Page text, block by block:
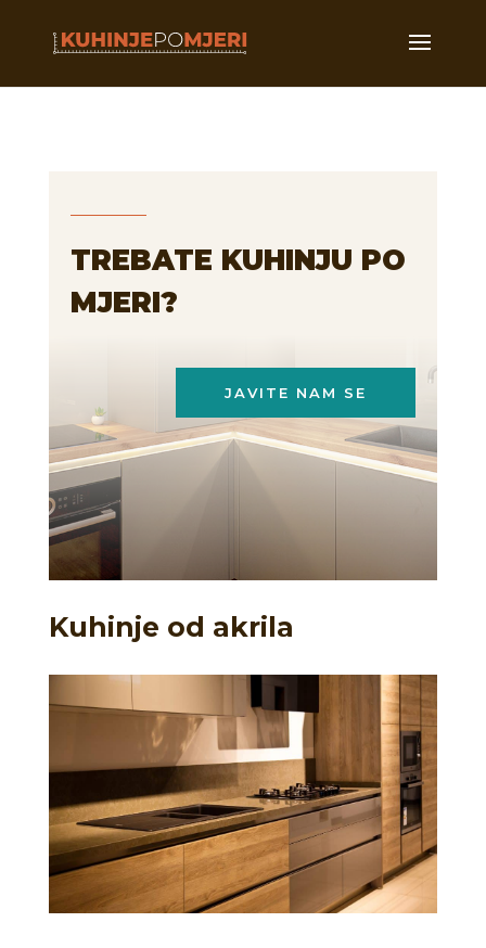
TREBATE KUHINJU PO
MJERI?
JAVITE NAM SE
Kuhinje od akrila